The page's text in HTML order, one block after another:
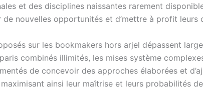
et des disciplines naissantes rarement
de nouvelles opportunités et d’mettre à profit
sur les bookmakers hors arjel dépassent
combinés illimités, les mises système
de concevoir des approches élaborées et
ainsi leur maîtrise et leurs probabilités